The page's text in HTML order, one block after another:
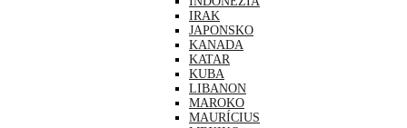
IRAK
JAPONSKO
KANADA
KATAR
KUBA
LIBANON
MAROKO
MAURÍCIUS